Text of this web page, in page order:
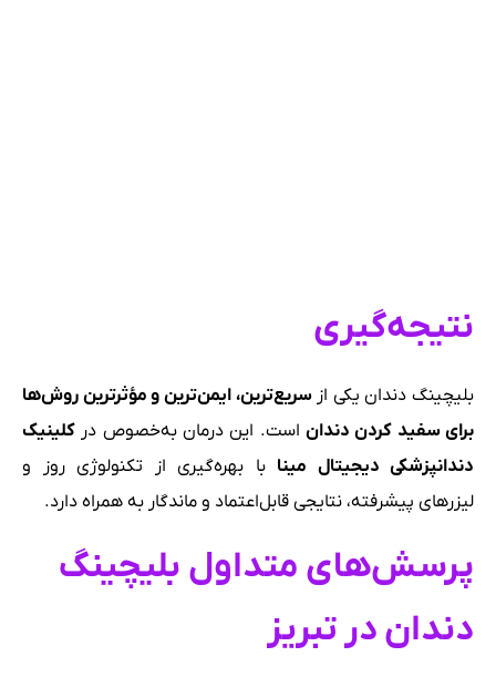
نتیجه‌گیری
بلیچینگ دندان یکی ازسریع‌ترین، ایمن‌ترین و مؤثرترین روش‌ها
برای سفید کردن دندان است. این درمان به‌خصوص در کلینیک
دندانپزشکی دیجیتال مینا با بهره‌گیری از تکنولوژی روز و
لیزرهای پیشرفته، نتایجی قابل‌اعتماد و ماندگار به همراه دارد.
پرسش‌های متداول بلیچینگ
دندان در تبریز